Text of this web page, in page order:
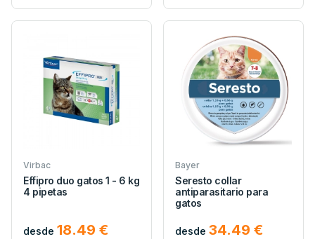
Virbac
Effipro duo gatos 1 - 6 kg
4 pipetas
desde 18.49 €
Bayer
Seresto collar
antiparasitario para
gatos
desde 34.49 €